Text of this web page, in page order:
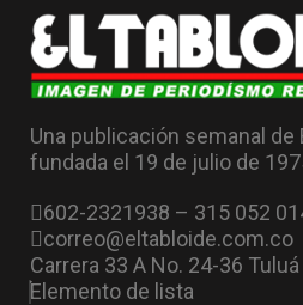
Una publicación semanal de
fundada el 19 de julio de
602-2321938 – 315 052
correo@eltabloide.com.co
Carrera 33 A No. 24-36
Elemento de lista